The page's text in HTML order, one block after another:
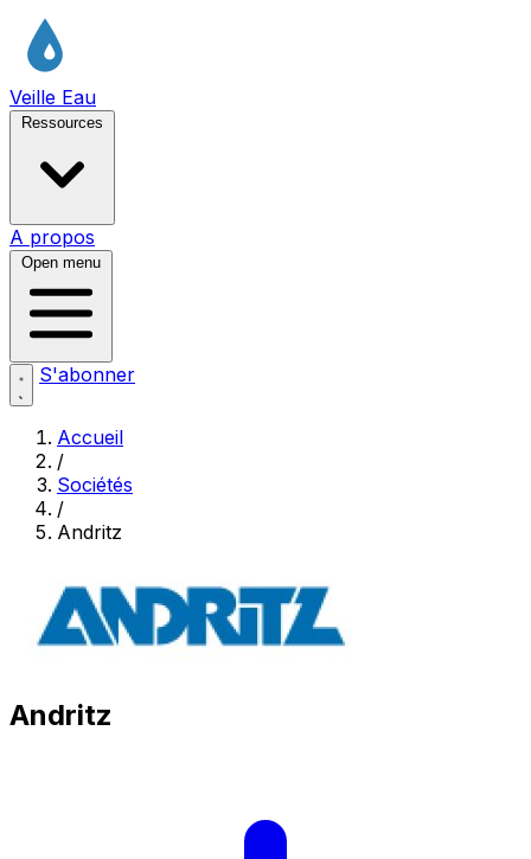
Veille Eau
Ressources
A propos
Open menu
S'abonner
Accueil
/
Sociétés
/
Andritz
Andritz